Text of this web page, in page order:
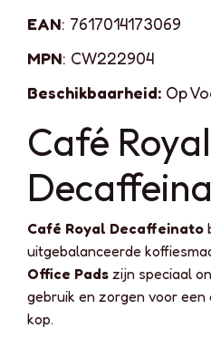
EAN: 7617014173069
MPN: CW222904
Beschikbaarheid: Op
Café Royal
Café Royal Decaffeinato
uitgebalanceerde
Office Pads zijn speciaal
gebruik en zorgen voor
kop.